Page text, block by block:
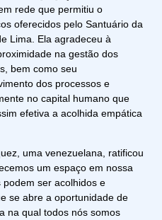
rede que permitiu o
oferecidos pelo Santuário da
Lima. Ela agradeceu à
na gestão dos
bem como seu
dos processos e
no capital humano que
efetiva a acolhida empática
uma venezuelana, ratificou
um espaço em nossa
ser acolhidos e
se abre a oportunidade de
na qual todos nós somos